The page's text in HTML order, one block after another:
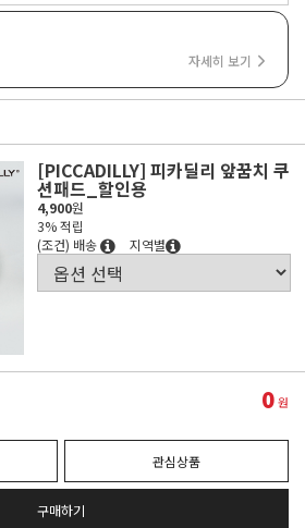
자세히 보기
[PICCADILLY] 피카딜리 앞꿈치 쿠
션패드_할인용
4,900원
3% 적립
(조건) 배송
지역별
0원
관심상품
구매하기